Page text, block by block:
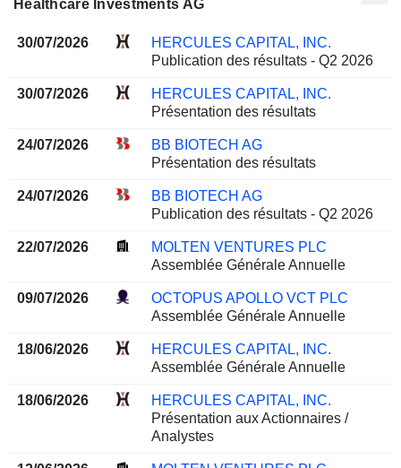
Healthcare Investments AG
30/07/2026
HERCULES CAPITAL, INC.
Publication des résultats - Q2 2026
30/07/2026
HERCULES CAPITAL, INC.
Présentation des résultats
24/07/2026
BB BIOTECH AG
Présentation des résultats
24/07/2026
BB BIOTECH AG
Publication des résultats - Q2 2026
22/07/2026
MOLTEN VENTURES PLC
Assemblée Générale Annuelle
09/07/2026
OCTOPUS APOLLO VCT PLC
Assemblée Générale Annuelle
18/06/2026
HERCULES CAPITAL, INC.
Assemblée Générale Annuelle
18/06/2026
HERCULES CAPITAL, INC.
Présentation aux Actionnaires /
Analystes